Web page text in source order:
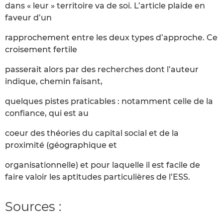
dans « leur » territoire va de soi. L’article plaide en
faveur d’un
rapprochement entre les deux types d’approche. Ce
croisement fertile
passerait alors par des recherches dont l’auteur
indique, chemin faisant,
quelques pistes praticables : notamment celle de la
confiance, qui est au
coeur des théories du capital social et de la
proximité (géographique et
organisationnelle) et pour laquelle il est facile de
faire valoir les aptitudes particulières de l’ESS.
Sources :